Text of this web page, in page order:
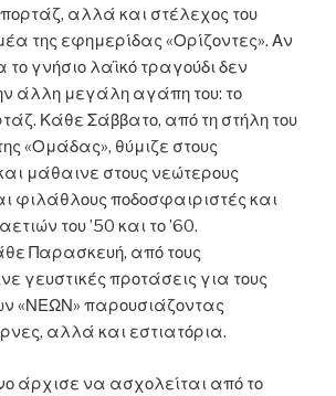
αλλά και στέλεχος του
της εφημερίδας «Ορίζοντες». Αν
γνήσιο λαϊκό τραγούδι δεν
άλλη μεγάλη αγάπη του: το
Κάθε Σάββατο, από τη στήλη του
«Ομάδας», θύμιζε στους
μάθαινε στους νεώτερους
φιλάθλους ποδοσφαιριστές και
του ’50 και το ’60.
Παρασκευή, από τους
γευστικές προτάσεις για τους
«ΝΕΩΝ» παρουσιάζοντας
αλλά και εστιατόρια.
άρχισε να ασχολείται από το